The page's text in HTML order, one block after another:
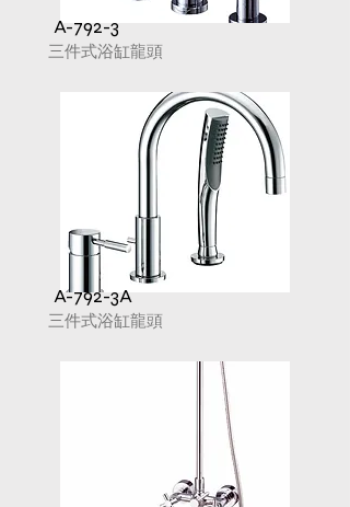
A-792-3
​三件式浴缸龍頭
A-792-3A
三件式浴缸龍頭